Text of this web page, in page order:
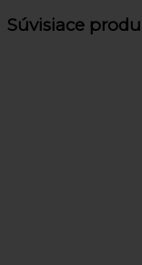
Súvisiace